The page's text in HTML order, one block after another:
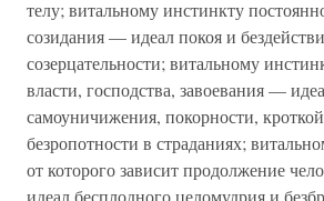
телу; витальному инстинкту
созидания — идеал покоя и
созерцательности; витальному
власти, господства, завоевания —
самоуничижения, покорности,
безропотности в страданиях;
от которого зависит продолжение
идеал бесплодного целомудрия и